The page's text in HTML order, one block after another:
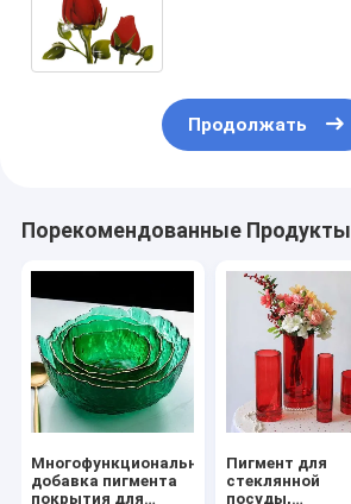
Продолжать
Порекомендованные Продукты
Многофункциональная
добавка пигмента
покрытия для
Пигмент для
стеклянной
посуды,